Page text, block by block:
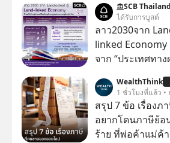
AI ที่เข้าใจภาษา
เป็นอย่างดี คำถามคือ การลงมือพัฒนา AI ของ
ประเทศจะคุ้มค่า
ThaiLLM มาใช้จ
ธุรกิจไทย และเศรษฐกิจ
เรื่องนี้ผ่านมุมมอ
เชี่ยวชาญอาวุโ
ประดิษฐ์ และคุณปฏิภาณ ประเสริฐสม ผู้จัดการ
โครงการ
SCB Thailand
ได้รับการบูสต์
ลาว2030จาก
linked
จาก “ประเทศทา
WealthThink
1 ชั่วโมงที่แล้ว •
สรุป 7 ข้อ เรื่อง
อยากโดนภาษีย้อ
ร้าย ที่พ่อค้าแม่ค้